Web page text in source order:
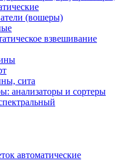
(вошеры)
взвешивание
сита
анализаторы и сортеры
автоматические